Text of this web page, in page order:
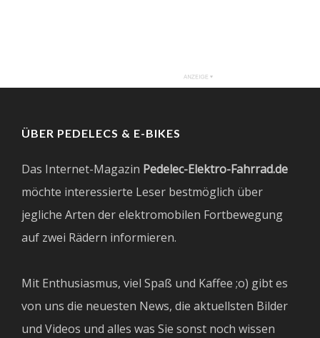
ÜBER PEDELECS & E-BIKES
Das Internet-Magazin Pedelec-Elektro-Fahrrad.de
möchte interessierte Leser bestmöglich über
jegliche Arten der elektromobilen Fortbewegung
auf zwei Rädern informieren.
Mit Enthusiasmus, viel Spaß und Kaffee ;o) gibt es
von uns die neuesten News, die aktuellsten Bilder
und Videos und alles was Sie sonst noch wissen